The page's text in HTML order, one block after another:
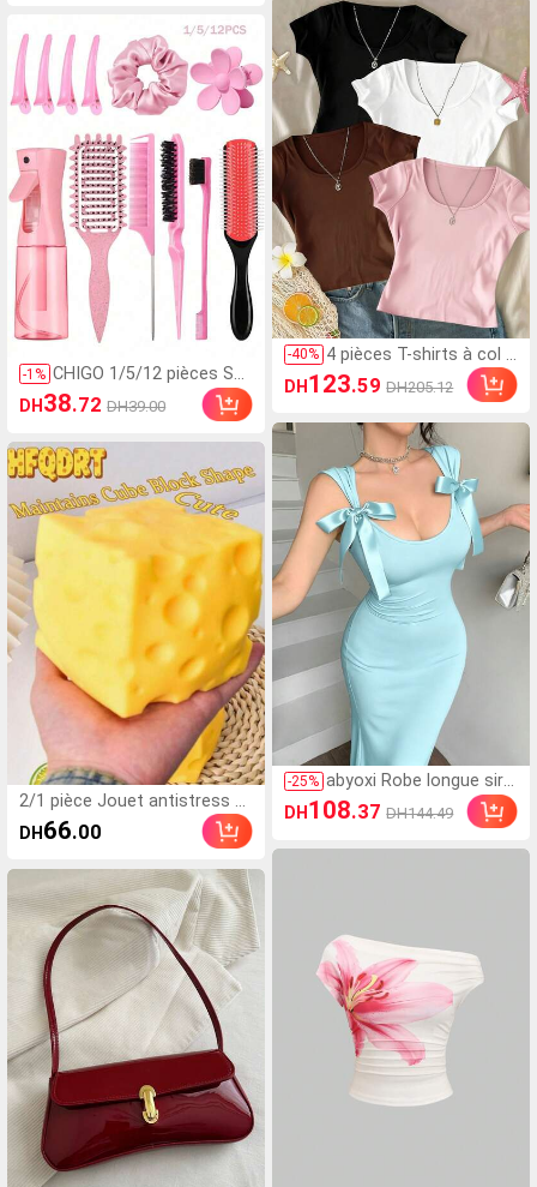
s, idéal comme cadeau
de rentrée scolaire, d'an
niversaire ou de vacanc
es
-1 % CHIGO 1/5/12 pièces Set
de brosses de coiffure u
nisexe (nouvelle brosse b
se de coiffage à 9 rangé
es avec coussin en nylo
n, brosse à démêler, peig
ne à queue, brosse pour l
es bords, flacon vaporisa
teur, 4 pinces crocodile,
pinces à fleurs, set de br
osses à cheveux)
DH 38.72 DH39.00
2/1 pièce Jouet antistress m
ou et réaliste en forme de fr
omage, balle anti-stress à m
n silicone doux pour soulager
l'anxiété, cadeau parfait pour
anniversaire, Pâques, Hallowe
en, Noël
DH66.00
-40% 4 pièces T-shirts à col U
manches courtes pour
femmes, mode d'été co
polyvalente coupe slim
crop tops
DH123.59 DH205.12
-25% abyoxi Robe longue sirè
ne ajustée bleu clair ave
c bretelles nœud pour f
int-Valentin, l'été, style
sirène ajusté
DH 108.37 DH144.49